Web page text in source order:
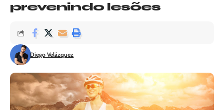
prevenindo lesões
Diego Velázquez